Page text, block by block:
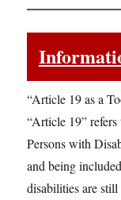
“Article 19 as a
“Article 19”
Persons with
and being
disabilities are